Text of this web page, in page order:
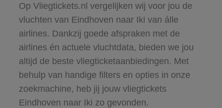
Op Vliegtickets.nl vergelijken wij voor jou de
vluchten van Eindhoven naar Iki van álle
airlines. Dankzij goede afspraken met de
airlines én actuele vluchtdata, bieden we jou
altijd de beste vliegticketaanbiedingen. Met
behulp van handige filters en opties in onze
zoekmachine, heb jij jouw vliegtickets
Eindhoven naar Iki zo gevonden.